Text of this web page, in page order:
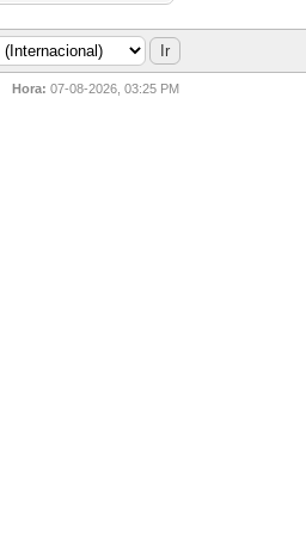
Hora: 07-08-2026, 03:25 PM